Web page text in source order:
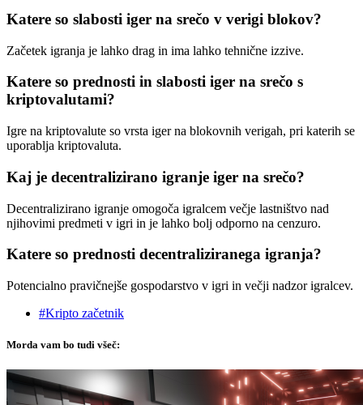
Katere so slabosti iger na srečo v verigi blokov?
Začetek igranja je lahko drag in ima lahko tehnične izzive.
Katere so prednosti in slabosti iger na srečo s
kriptovalutami?
Igre na kriptovalute so vrsta iger na blokovnih verigah, pri katerih se
uporablja kriptovaluta.
Kaj je decentralizirano igranje iger na srečo?
Decentralizirano igranje omogoča igralcem večje lastništvo nad
njihovimi predmeti v igri in je lahko bolj odporno na cenzuro.
Katere so prednosti decentraliziranega igranja?
Potencialno pravičnejše gospodarstvo v igri in večji nadzor igralcev.
#Kripto začetnik
Morda vam bo tudi všeč: